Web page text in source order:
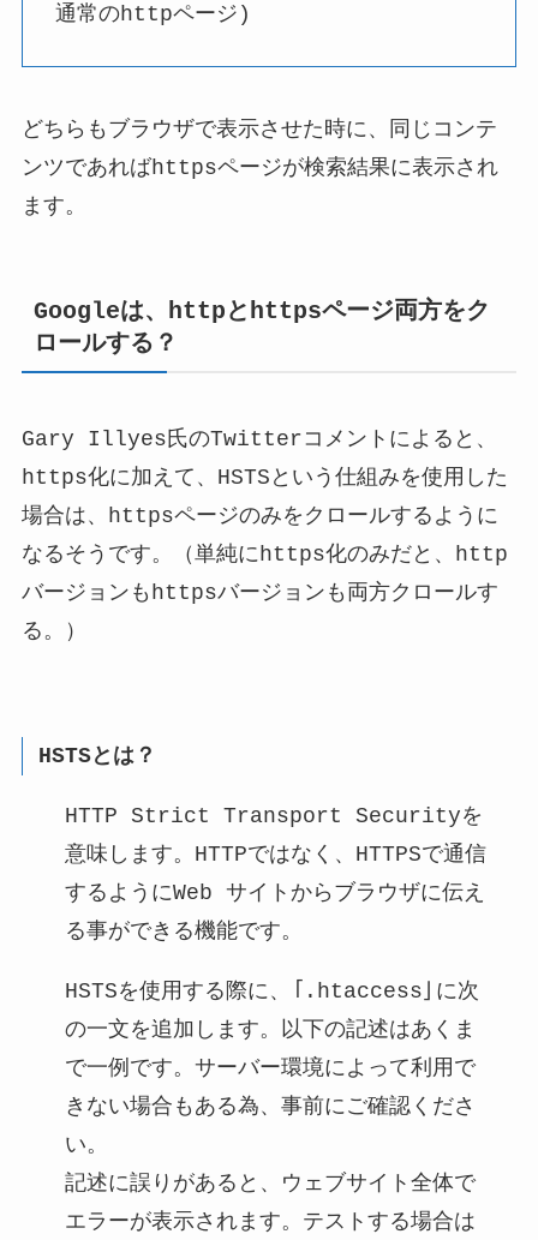
通常のhttpページ)
どちらもブラウザで表示させた時に、同じコンテ
ンツであればhttpsページが検索結果に表示され
ます。
Googleは、httpとhttpsページ両方をク
ロールする？
Gary Illyes氏のTwitterコメントによると、
https化に加えて、HSTSという仕組みを使用した
場合は、httpsページのみをクロールするように
なるそうです。（単純にhttps化のみだと、http
バージョンもhttpsバージョンも両方クロールす
る。）
HSTSとは？
HTTP Strict Transport Securityを
意味します。HTTPではなく、HTTPSで通信
するようにWeb サイトからブラウザに伝え
る事ができる機能です。
HSTSを使用する際に、「.htaccess」に次
の一文を追加します。以下の記述はあくま
で一例です。サーバー環境によって利用で
きない場合もある為、事前にご確認くださ
い。
記述に誤りがあると、ウェブサイト全体で
エラーが表示されます。テストする場合は